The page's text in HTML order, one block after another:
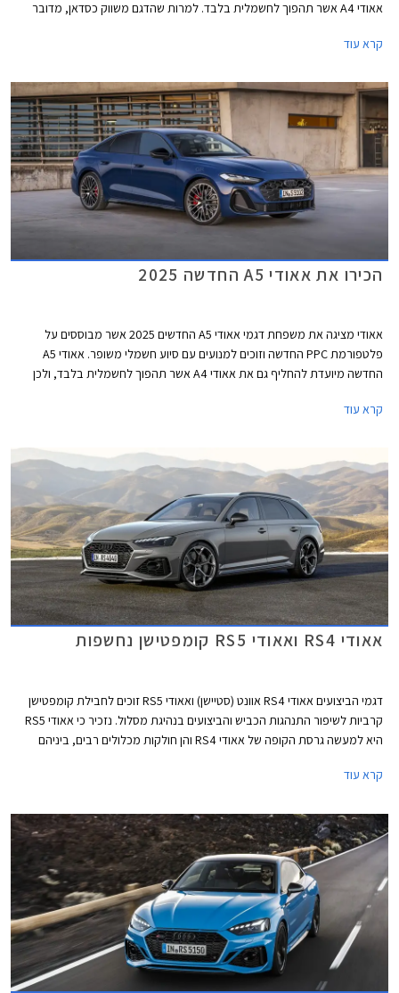
אאודי A4 אשר תהפוך לחשמלית בלבד. למרות שהדגם משווק כסדאן, מדובר
A5 גם בתצורת אוונט (סטיישן) שאינה מגיעה אלינו.
קרא עוד
הכירו את אאודי A5 החדשה 2025
אאודי מציגה את משפחת דגמי אאודי A5 החדשים 2025 אשר מבוססים על
פלטפורמת PPC החדשה וזוכים למנועים עם סיוע חשמלי משופר. אאודי A5
החדשה מיועדת להחליף גם את אאודי A4 אשר תהפוך לחשמלית בלבד, ולכן
ישווק לראשונה בתצורת אוונט (סטיישן) וסדאן שהינה למעשה דומה יותר לגרסת
הקופה והקבריולט יוצגו בהמשך בשם שונה בדומה למהלך שמרצדס ביצעה עם
מרצדס CLE.
קרא עוד
אאודי RS4 ואאודי RS5 קומפטישן נחשפות
דגמי הביצועים אאודי RS4 אוונט (סטיישן) ואאודי RS5 זוכים לחבילת קומפטישן
קרביות לשיפור התנהגות הכביש והביצועים בנהיגת מסלול. נזכיר כי אאודי RS5
היא למעשה גרסת הקופה של אאודי RS4 והן חולקות מכלולים רבים, ביניהם
אלה מוגבלת ל- 290 קמ"ש. אאודי RS4 אוונט קומפטישן מאיצה מעמידה ל- 100
קמ"ש תוך 3.9 שניות, 0.2 שניות מהר יותר מהגרסה הסטנדרטית. אאודי RS5
קופה וספורטבק קומפטישן מאיצות מעמידה ל- 100 קמ"ש תוך 3.8 שניות, 0.1
שניות מהר יותר מהגרסה הסטנדרטית.
קרא עוד